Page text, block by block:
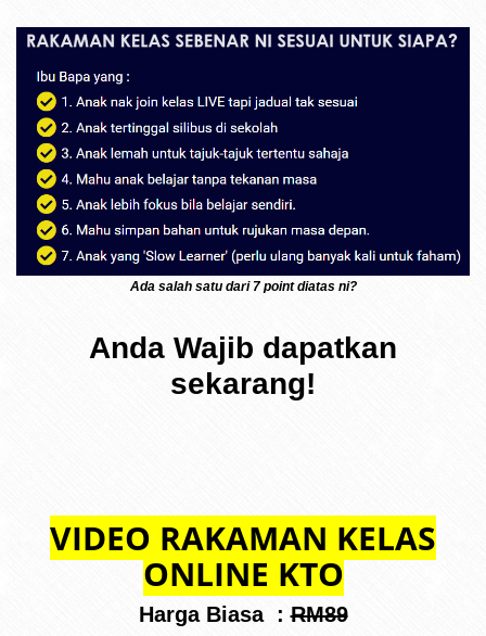
Ada salah satu dari 7 point diatas ni?
Anda Wajib dapatkan
sekarang!
VIDEO RAKAMAN KELAS
ONLINE KTO
Harga Biasa :RM89